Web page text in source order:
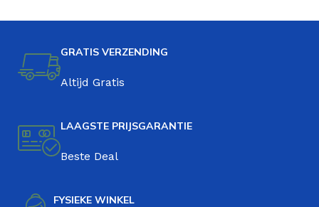
GRATIS VERZENDING
Altijd Gratis
LAAGSTE PRIJSGARANTIE
Beste Deal
FYSIEKE WINKEL